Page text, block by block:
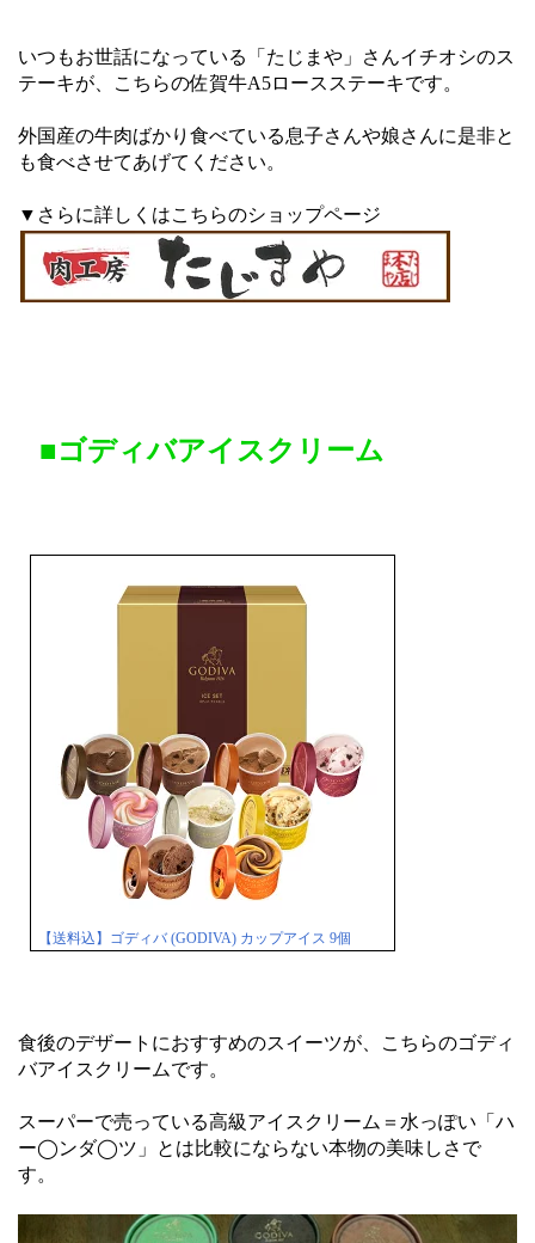
いつもお世話になっている「たじまや」さんイチオシのス
テーキが、こちらの佐賀牛A5ロースステーキです。
外国産の牛肉ばかり食べている息子さんや娘さんに是非と
も食べさせてあげてください。
▼さらに詳しくはこちらのショップページ
■ゴディバアイスクリーム
【送料込】ゴディバ (GODIVA) カップアイス 9個
食後のデザートにおすすめのスイーツが、こちらのゴディ
バアイスクリームです。
スーパーで売っている高級アイスクリーム＝水っぽい「ハ
ー◯ンダ◯ツ」とは比較にならない本物の美味しさで
す。